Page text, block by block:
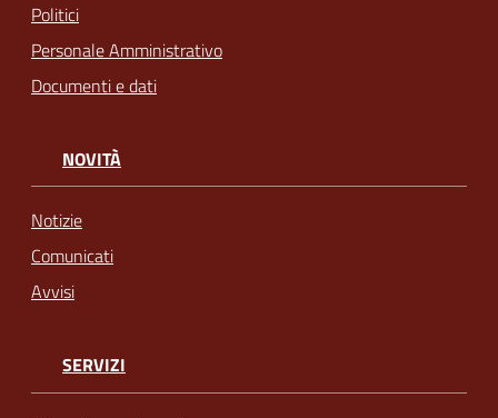
Politici
Personale Amministrativo
Documenti e dati
NOVITÀ
Notizie
Comunicati
Avvisi
SERVIZI